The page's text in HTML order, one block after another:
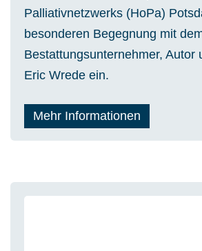
Palliativnetzwerks (HoPa)
besonderen Begegnung mit
Bestattungsunternehmer, Autor
Eric Wrede ein.
Mehr Informationen